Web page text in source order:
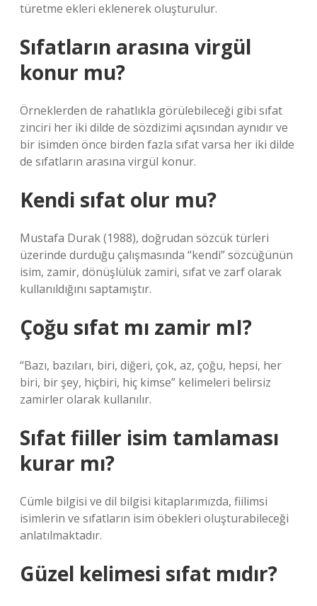
türetme ekleri eklenerek oluşturulur.
Sıfatların arasına virgül
konur mu?
Örneklerden de rahatlıkla görülebileceği gibi sıfat
zinciri her iki dilde de sözdizimi açısından aynıdır ve
bir isimden önce birden fazla sıfat varsa her iki dilde
de sıfatların arasına virgül konur.
Kendi sıfat olur mu?
Mustafa Durak (1988), doğrudan sözcük türleri
üzerinde durduğu çalışmasında “kendi” sözcüğünün
isim, zamir, dönüşlülük zamiri, sıfat ve zarf olarak
kullanıldığını saptamıştır.
Çoğu sıfat mı zamir mI?
“Bazı, bazıları, biri, diğeri, çok, az, çoğu, hepsi, her
biri, bir şey, hiçbiri, hiç kimse” kelimeleri belirsiz
zamirler olarak kullanılır.
Sıfat fiiller isim tamlaması
kurar mı?
Cümle bilgisi ve dil bilgisi kitaplarımızda, fiilimsi
isimlerin ve sıfatların isim öbekleri oluşturabileceği
anlatılmaktadır.
Güzel kelimesi sıfat mıdır?